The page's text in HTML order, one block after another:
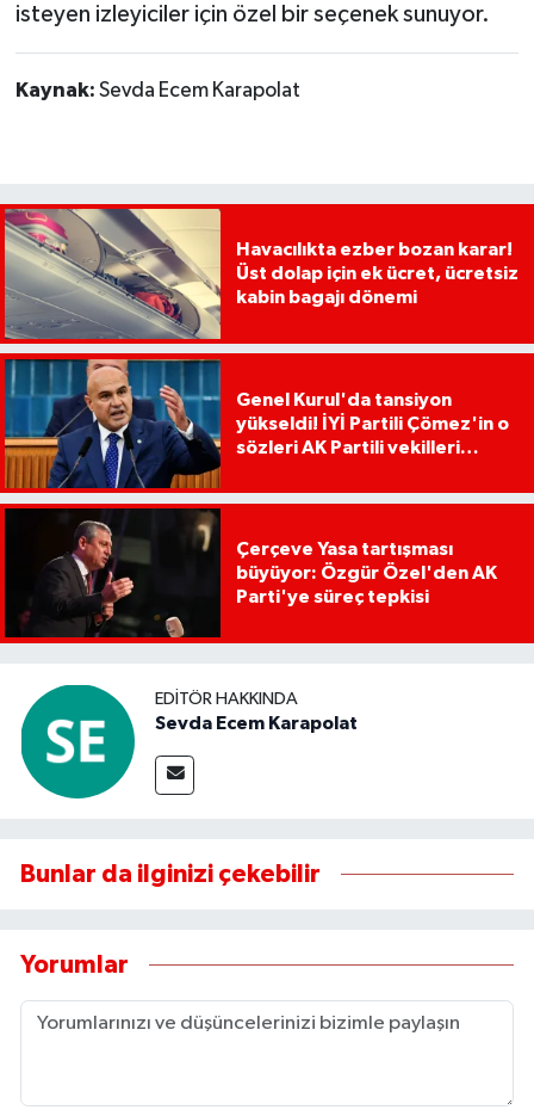
isteyen izleyiciler için özel bir seçenek sunuyor.
Kaynak: Sevda Ecem Karapolat
Havacılıkta ezber bozan karar!
Üst dolap için ek ücret, ücretsiz
kabin bagajı dönemi
Genel Kurul'da tansiyon
yükseldi! İYİ Partili Çömez'in o
sözleri AK Partili vekilleri
Çerçeve Yasa tartışması
büyüyor: Özgür Özel'den AK
Parti'ye süreç tepkisi
EDITÖR HAKKINDA
Sevda Ecem Karapolat
Bunlar da ilginizi çekebilir
Yorumlar